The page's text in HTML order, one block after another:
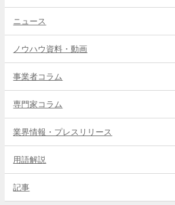
ニュース
ノウハウ資料・動画
事業者コラム
専門家コラム
業界情報・プレスリリース
用語解説
記事